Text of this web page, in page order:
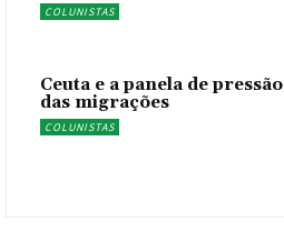
COLUNISTAS
Ceuta e a panela de pressão
das migrações
COLUNISTAS